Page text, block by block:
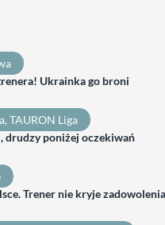
Ukrainka go broni
, TAURON Liga
drudzy poniżej oczekiwań
Trener nie kryje zadowolenia